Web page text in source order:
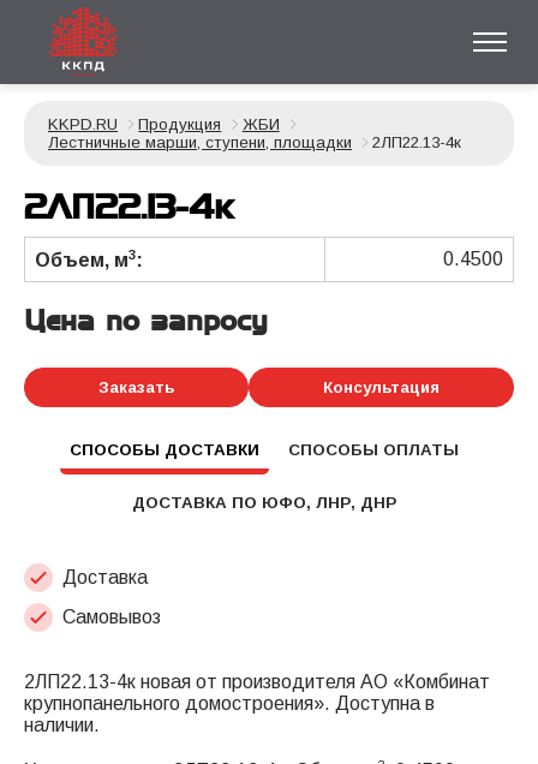
KKPD.RU Продукция
ЖБИ
Лестничные марши, ступени, площадки
2ЛП22.13-4к
2ЛП22.13-4к
Объем, м3: 0.4500
Цена по запросу
Заказать Консультация
СПОСОБЫ ДОСТАВКИ СПОСОБЫ ОПЛАТЫ
ДОСТАВКА ПО ЮФО, ЛНР, ДНР
Доставка
Самовывоз
2ЛП22.13-4к новая от производителя АО «Комбинат
крупнопанельного домостроения». Доступна в
наличии.